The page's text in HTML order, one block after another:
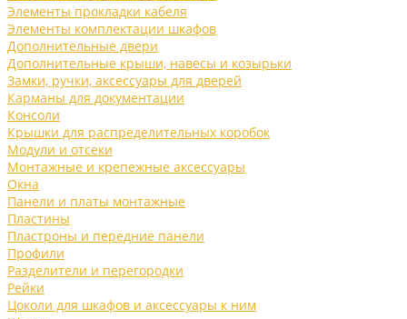
Элементы прокладки кабеля
Элементы комплектации шкафов
Дополнительные двери
Дополнительные крыши, навесы и козырьки
Замки, ручки, аксессуары для дверей
Карманы для документации
Консоли
Крышки для распределительных коробок
Модули и отсеки
Монтажные и крепежные аксессуары
Окна
Панели и платы монтажные
Пластины
Пластроны и передние панели
Профили
Разделители и перегородки
Рейки
Цоколи для шкафов и аксессуары к ним